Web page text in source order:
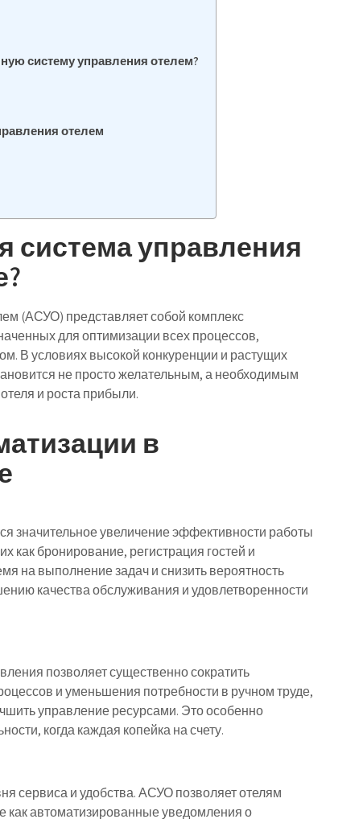
систему управления отелем?
отелем
система управления
(АСУО) представляет собой комплекс
для оптимизации всех процессов,
В условиях высокой конкуренции и растущих
не просто желательным, а необходимым
и роста прибыли.
в
значительное увеличение эффективности работы
как бронирование, регистрация гостей и
на выполнение задач и снизить вероятность
качества обслуживания и удовлетворенности
позволяет существенно сократить
и уменьшения потребности в ручном труде,
управление ресурсами. Это особенно
когда каждая копейка на счету.
сервиса и удобства. АСУО позволяет отелям
как автоматизированные уведомления о